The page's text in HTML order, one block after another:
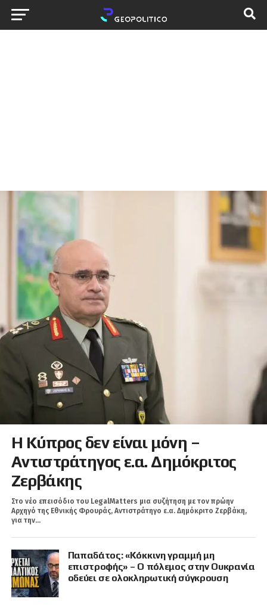
Η Κύπρος δεν είναι μόνη –
Αντιστράτηγος ε.α. Δημόκριτος
Ζερβάκης
Στο νέο επεισόδιο του LegalMatters μια συζήτηση με τον πρώην
Αρχηγό της Εθνικής Φρουράς, Αντιστράτηγο ε.α. Δημόκριτο Ζερβάκη,
για την...
Παπαδάτος: «Κόκκινη γραμμή μη
επιστροφής» – Ο πόλεμος στην Ουκρανία
οδεύει σε ολοκληρωτική σύγκρουση